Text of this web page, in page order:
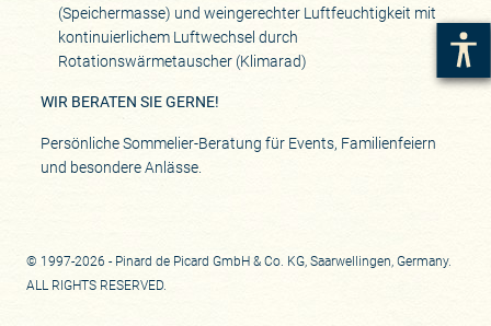
(Speichermasse) und weingerechter Luftfeuchtigkeit mit
kontinuierlichem Luftwechsel durch
Rotationswärmetauscher (Klimarad)
WIR BERATEN SIE GERNE!
Persönliche Sommelier-Beratung für Events, Familienfeiern
und besondere Anlässe.
© 1997-2026 - Pinard de Picard GmbH & Co. KG, Saarwellingen, Germany.
ALL RIGHTS RESERVED.